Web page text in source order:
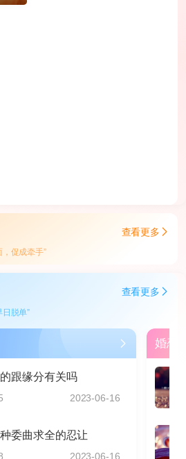
查看更多
促成牵手”
查看更多
脱单”
跟缘分有关吗
2023-06-16
委曲求全的忍让
2023-06-16
婚恋